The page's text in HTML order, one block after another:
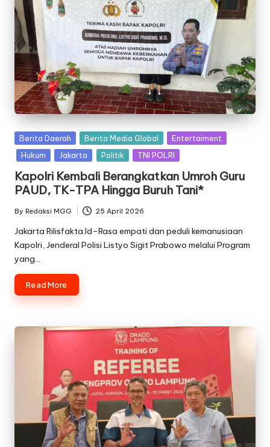
Posted
in
Berita Daerah Berita Media Global
Entertaiment
Hukum
Jakarta Politik TNI POLRI
Kapolri Kembali Berangkatkan Umroh Guru
PAUD, TK-TPA Hingga Buruh Tani*
Posted
by
By Redaksi MGG 25 April 2026
Jakarta Rilisfakta.Id–Rasa empati dan peduli kemanusiaan
Kapolri, Jenderal Polisi Listyo Sigit Prabowo melalui Program
yang…
Read More